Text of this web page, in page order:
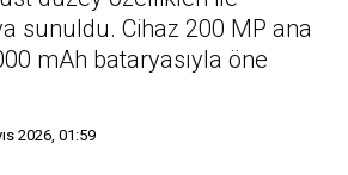
sunuldu. Cihaz 200 MP ana
mAh bataryasıyla öne
2026, 01:59